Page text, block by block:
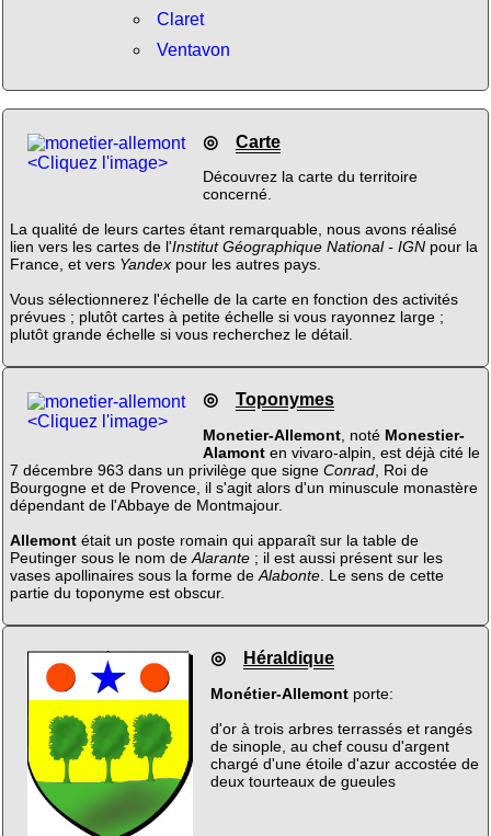
Claret
Ventavon
<Cliquez l'image>
◎ Carte
Découvrez la carte du territoire
concerné.
La qualité de leurs cartes étant remarquable, nous avons réalisé
lien vers les cartes de l'Institut Géographique National - IGNpour la
France, et vers Yandexpour les autres pays.
Vous sélectionnerez l'échelle de la carte en fonction des activités
prévues ; plutôt cartes à petite échelle si vous rayonnez large ;
plutôt grande échelle si vous recherchez le détail.
<Cliquez l'image>
◎ Toponymes
Monetier-Allemont, noté Monestier-
Alamonten vivaro-alpin, est déjà cité le
7 décembre 963 dans un privilège que signe Conrad, Roi de
Bourgogne et de Provence, il s'agit alors d'un minuscule monastère
dépendant de l'Abbaye de Montmajour.
Allemontétait un poste romain qui apparaît sur la table de
Peutinger sous le nom de Alarante; il est aussi présent sur les
vases apollinaires sous la forme de Alabonte. Le sens de cette
partie du toponyme est obscur.
◎ Héraldique
Monétier-Allemontporte:
d'or à trois arbres terrassés et rangés
de sinople, au chef cousu d'argent
chargé d'une étoile d'azur accostée de
deux tourteaux de gueules